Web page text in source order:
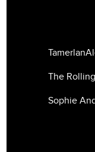
The
Sophie